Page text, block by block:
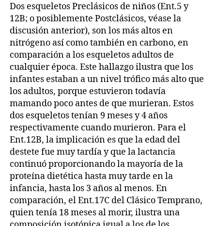
Dos esqueletos Preclásicos de niños (Ent.5 y
12B; o posiblemente Postclásicos, véase la
discusión anterior), son los más altos en
nitrógeno así como también en carbono, en
comparación a los esqueletos adultos de
cualquier época. Este hallazgo ilustra que los
infantes estaban a un nivel trófico más alto que
los adultos, porque estuvieron todavía
mamando poco antes de que murieran. Estos
dos esqueletos tenían 9 meses y 4 años
respectivamente cuando murieron. Para el
Ent.12B, la implicación es que la edad del
destete fue muy tardía y que la lactancia
continuó proporcionando la mayoría de la
proteína dietética hasta muy tarde en la
infancia, hasta los 3 años al menos. En
comparación, el Ent.17C del Clásico Temprano,
quien tenía 18 meses al morir, ilustra una